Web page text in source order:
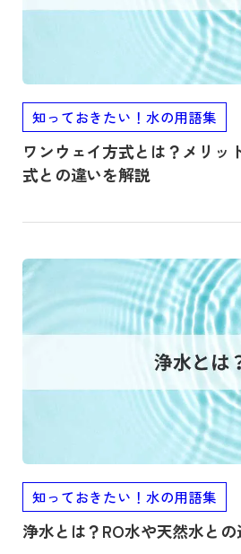
知っておきたい！水の用語集
ワンウェイ方式とは？メリッ
式との違いを解説
知っておきたい！水の用語集
浄水とは？RO水や天然水と
記事を読む